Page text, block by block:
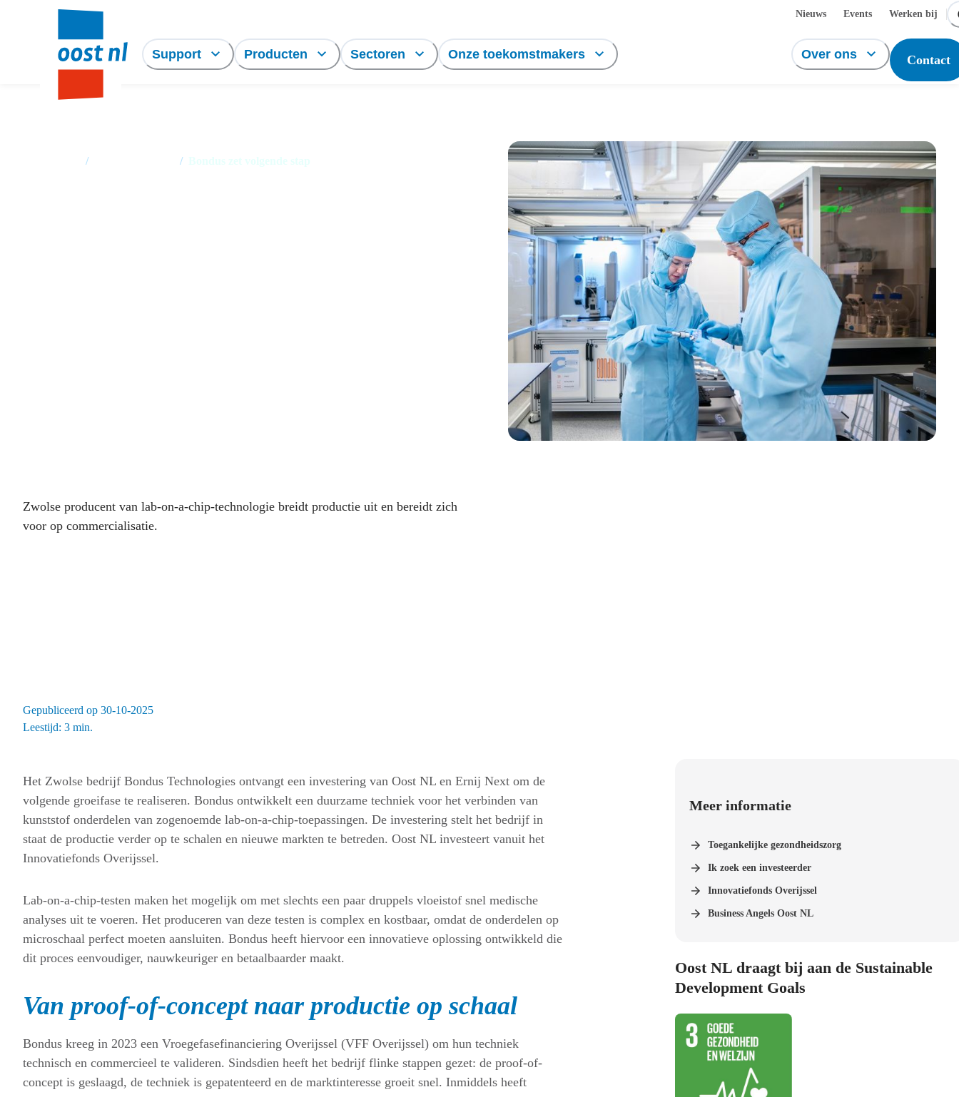
Nieuws Events Werken bij
Support Producten Sectoren Onze toekomstmakers Over ons Contact
/ / Bondus zet volgende stap
Zwolse producent van lab-on-a-chip-technologie breidt productie uit en bereidt zich
voor op commercialisatie.
Gepubliceerd op 30-10-2025
Leestijd: 3 min.
Het Zwolse bedrijf Bondus Technologies ontvangt een investering van Oost NL en Ernij Next om de
volgende groeifase te realiseren. Bondus ontwikkelt een duurzame techniek voor het verbinden van
kunststof onderdelen van zogenoemde lab-on-a-chip-toepassingen. De investering stelt het bedrijf in
staat de productie verder op te schalen en nieuwe markten te betreden. Oost NL investeert vanuit het
Innovatiefonds Overijssel.
Lab-on-a-chip-testen maken het mogelijk om met slechts een paar druppels vloeistof snel medische
analyses uit te voeren. Het produceren van deze testen is complex en kostbaar, omdat de onderdelen op
microschaal perfect moeten aansluiten. Bondus heeft hiervoor een innovatieve oplossing ontwikkeld die
dit proces eenvoudiger, nauwkeuriger en betaalbaarder maakt.
Van proof-of-concept naar productie op schaal
Bondus kreeg in 2023 een Vroegefasefinanciering Overijssel (VFF Overijssel) om hun techniek
technisch en commercieel te valideren. Sindsdien heeft het bedrijf flinke stappen gezet: de proof-of-
concept is geslaagd, de techniek is gepatenteerd en de marktinteresse groeit snel. Inmiddels heeft
Meer informatie
Toegankelijke gezondheidszorg
Ik zoek een investeerder
Innovatiefonds Overijssel
Business Angels Oost NL
Oost NL draagt bij aan de Sustainable
Development Goals